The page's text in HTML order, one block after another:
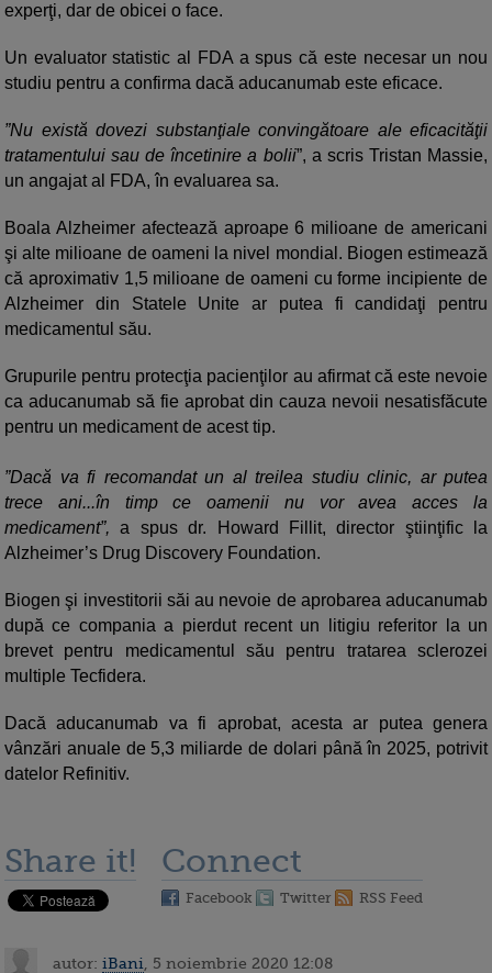
experţi, dar de obicei o face.
Un evaluator statistic al FDA a spus că este necesar un nou
studiu pentru a confirma dacă aducanumab este eficace.
”Nu există dovezi substanţiale convingătoare ale eficacităţii
tratamentului sau de încetinire a bolii”, a scris Tristan Massie,
un angajat al FDA, în evaluarea sa.
Boala Alzheimer afectează aproape 6 milioane de americani
şi alte milioane de oameni la nivel mondial. Biogen estimează
că aproximativ 1,5 milioane de oameni cu forme incipiente de
Alzheimer din Statele Unite ar putea fi candidaţi pentru
medicamentul său.
Grupurile pentru protecţia pacienţilor au afirmat că este nevoie
ca aducanumab să fie aprobat din cauza nevoii nesatisfăcute
pentru un medicament de acest tip.
”Dacă va fi recomandat un al treilea studiu clinic, ar putea
trece ani...în timp ce oamenii nu vor avea acces la
medicament”, a spus dr. Howard Fillit, director ştiinţific la
Alzheimer’s Drug Discovery Foundation.
Biogen şi investitorii săi au nevoie de aprobarea aducanumab
după ce compania a pierdut recent un litigiu referitor la un
brevet pentru medicamentul său pentru tratarea sclerozei
multiple Tecfidera.
Dacă aducanumab va fi aprobat, acesta ar putea genera
vânzări anuale de 5,3 miliarde de dolari până în 2025, potrivit
datelor Refinitiv.
Share it! Connect
Facebook Twitter RSS Feed
autor: iBani , 5 noiembrie 2020 12:08